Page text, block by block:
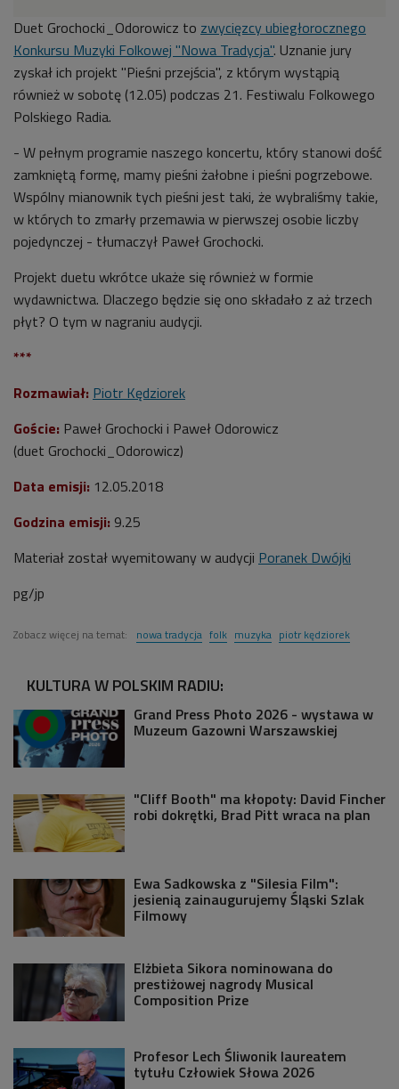
Duet Grochocki_Odorowicz to zwycięzcy ubiegłorocznego
Konkursu Muzyki Folkowej "Nowa Tradycja". Uznanie jury
zyskał ich projekt "Pieśni przejścia", z którym wystąpią
również w sobotę (12.05) podczas 21. Festiwalu Folkowego
Polskiego Radia.
- W pełnym programie naszego koncertu, który stanowi dość
zamkniętą formę, mamy pieśni żałobne i pieśni pogrzebowe.
Wspólny mianownik tych pieśni jest taki, że wybraliśmy takie,
w których to zmarły przemawia w pierwszej osobie liczby
pojedynczej - tłumaczył Paweł Grochocki.
Projekt duetu wkrótce ukaże się również w formie
wydawnictwa. Dlaczego będzie się ono składało z aż trzech
płyt? O tym w nagraniu audycji.
***
Rozmawiał: Piotr Kędziorek
Goście: Paweł Grochocki i Paweł Odorowicz
(duet Grochocki_Odorowicz)
Data emisji: 12.05.2018
Godzina emisji: 9.25
Materiał został wyemitowany w audycji Poranek Dwójki
pg/jp
Zobacz więcej na temat: nowa tradycja folk muzyka piotr kędziorek
KULTURA W POLSKIM RADIU:
Grand Press Photo 2026 - wystawa w
Muzeum Gazowni Warszawskiej
"Cliff Booth" ma kłopoty: David Fincher
robi dokrętki, Brad Pitt wraca na plan
Ewa Sadkowska z "Silesia Film":
jesienią zainaugurujemy Śląski Szlak
Filmowy
Elżbieta Sikora nominowana do
prestiżowej nagrody Musical
Composition Prize
Profesor Lech Śliwonik laureatem
tytułu Człowiek Słowa 2026